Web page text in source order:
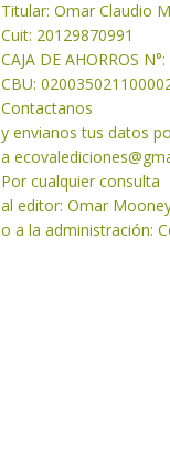
Titular: Omar Claudio
Cuit: 20129870991
CAJA DE AHORROS
CBU:
Contactanos
y envianos tus datos
a
Por cualquier consulta
al editor: Omar
o a la administración: